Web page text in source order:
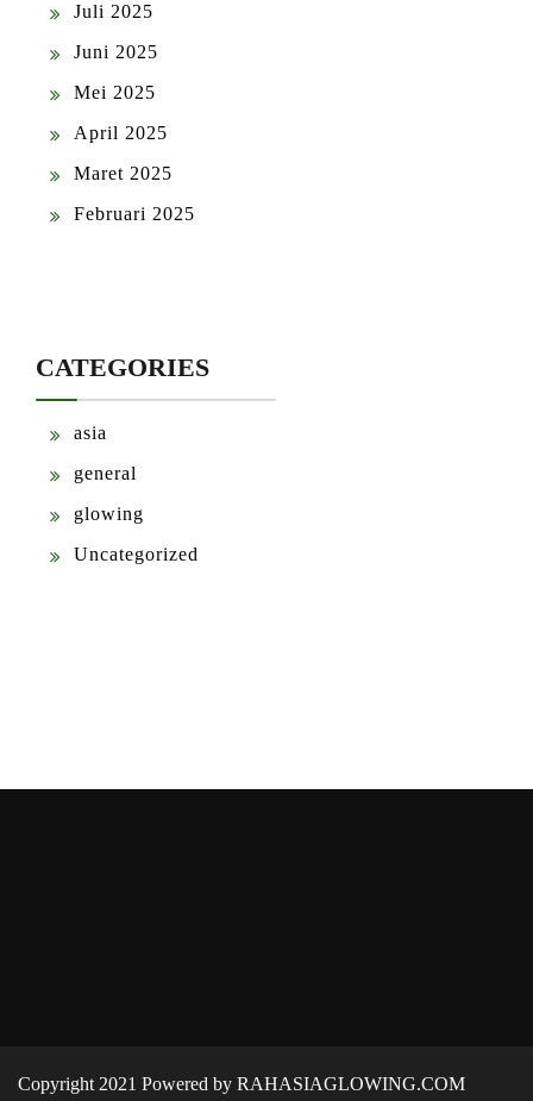
Juli 2025
Juni 2025
Mei 2025
April 2025
Maret 2025
Februari 2025
CATEGORIES
asia
general
glowing
Uncategorized
Copyright 2021 Powered by RAHASIAGLOWING.COM